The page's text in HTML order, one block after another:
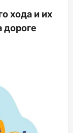
хода и их
дороге